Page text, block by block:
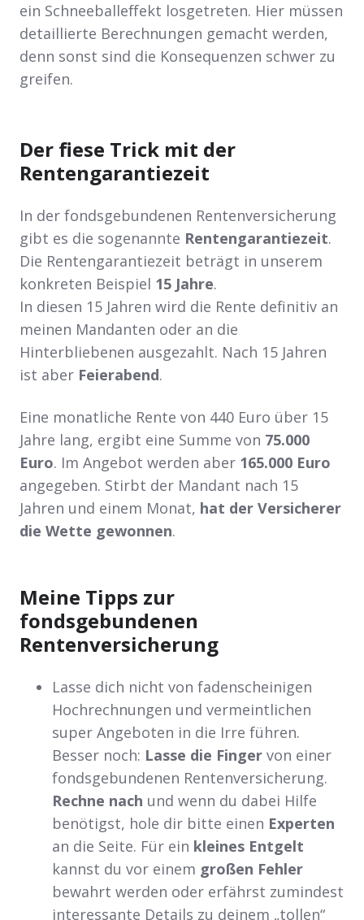
ein Schneeballeffekt losgetreten. Hier müssen
detaillierte Berechnungen gemacht werden,
denn sonst sind die Konsequenzen schwer zu
greifen.
Der fiese Trick mit der
Rentengarantiezeit
In der fondsgebundenen Rentenversicherung
gibt es die sogenannte Rentengarantiezeit.
Die Rentengarantiezeit beträgt in unserem
konkreten Beispiel 15 Jahre.
In diesen 15 Jahren wird die Rente definitiv an
meinen Mandanten oder an die
Hinterbliebenen ausgezahlt. Nach 15 Jahren
ist aber Feierabend.
Eine monatliche Rente von 440 Euro über 15
Jahre lang, ergibt eine Summe von 75.000
Euro. Im Angebot werden aber 165.000 Euro
angegeben. Stirbt der Mandant nach 15
Jahren und einem Monat, hat der Versicherer
die Wette gewonnen.
Meine Tipps zur
fondsgebundenen
Rentenversicherung
Lasse dich nicht von fadenscheinigen
Hochrechnungen und vermeintlichen
super Angeboten in die Irre führen.
Besser noch: Lasse die Finger von einer
fondsgebundenen Rentenversicherung.
Rechne nach und wenn du dabei Hilfe
benötigst, hole dir bitte einen Experten
an die Seite. Für ein kleines Entgelt
kannst du vor einem großen Fehler
bewahrt werden oder erfährst zumindest
interessante Details zu deinem „tollen“